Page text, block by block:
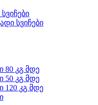
სვიჩები
80 კგ მდე
50 კგ მდე
120 კგ მდე